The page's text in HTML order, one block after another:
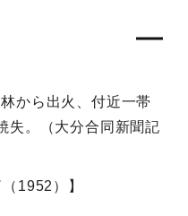
から出火、付近一帯
失。（大分合同新聞記
1952）】